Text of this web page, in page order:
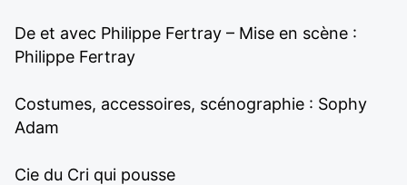
De et avec Philippe Fertray – Mise en scène :
Philippe Fertray
Costumes, accessoires, scénographie : Sophy
Adam
Cie du Cri qui pousse